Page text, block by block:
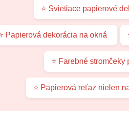
⭐ Svietiace papierové
Papierová dekorácia na okná
⭐ Farebné stromčeky
⭐ Papierová reťaz nielen